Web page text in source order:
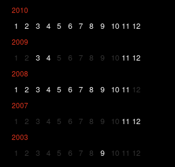
2010
1 2 3 4 5 6 7 8 9 10 11 12
2009
1 2 3 4 5 6 7 8 9 10 11 12
2008
1 2 3 4 5 6 7 8 9 10 11 12
2007
1 2 3 4 5 6 7 8 9 10 11 12
2003
1 2 3 4 5 6 7 8 9 10 11 12